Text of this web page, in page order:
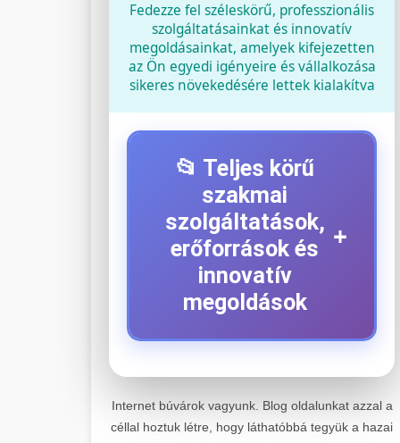
Fedezze fel széleskörű, professzionális
szolgáltatásainkat és innovatív
megoldásainkat, amelyek kifejezetten
az Ön egyedi igényeire és vállalkozása
sikeres növekedésére lettek kialakítva
📂 Teljes körű
szakmai
szolgáltatások,
erőforrások és
innovatív
megoldások
+
+
Kiemelkedő szakértelemmel
Internet búvárok vagyunk. Blog oldalunkat azzal a
céllal hoztuk létre, hogy láthatóbbá tegyük a hazai